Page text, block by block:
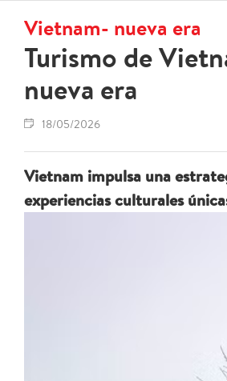
Vietnam- nueva era
Turismo de
nueva era
18/05/2026
Vietnam impulsa una
experiencias culturales